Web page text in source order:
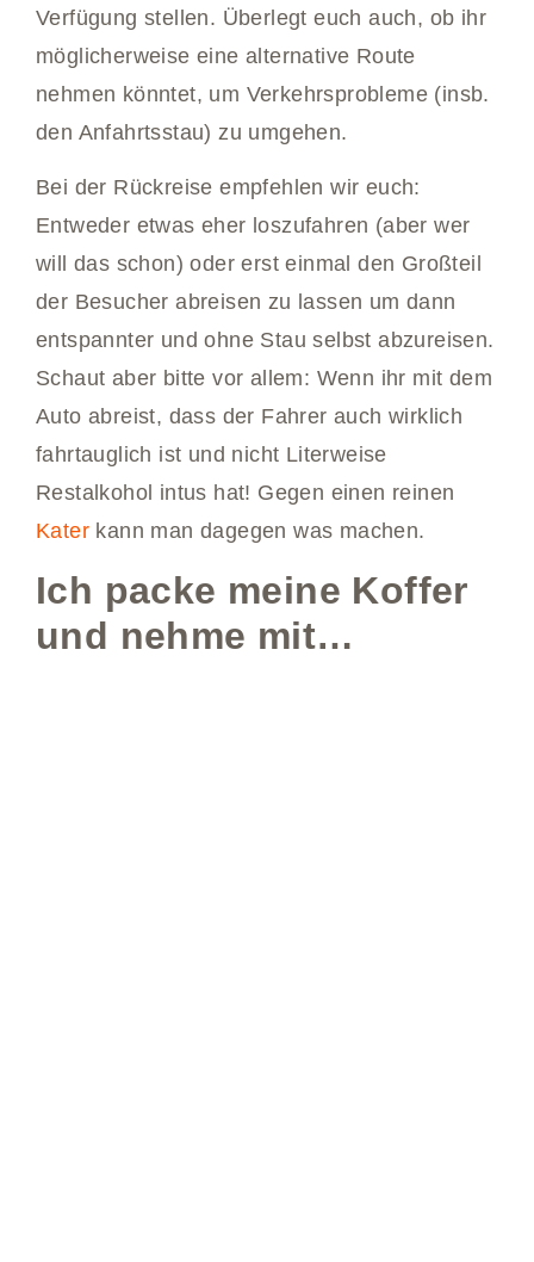
Verfügung stellen. Überlegt euch auch, ob ihr
möglicherweise eine alternative Route
nehmen könntet, um Verkehrsprobleme (insb.
den Anfahrtsstau) zu umgehen.
Bei der Rückreise empfehlen wir euch:
Entweder etwas eher loszufahren (aber wer
will das schon) oder erst einmal den Großteil
der Besucher abreisen zu lassen um dann
entspannter und ohne Stau selbst abzureisen.
Schaut aber bitte vor allem: Wenn ihr mit dem
Auto abreist, dass der Fahrer auch wirklich
fahrtauglich ist und nicht Literweise
Restalkohol intus hat! Gegen einen reinen
Kater kann man dagegen was machen.
Ich packe meine Koffer
und nehme mit…